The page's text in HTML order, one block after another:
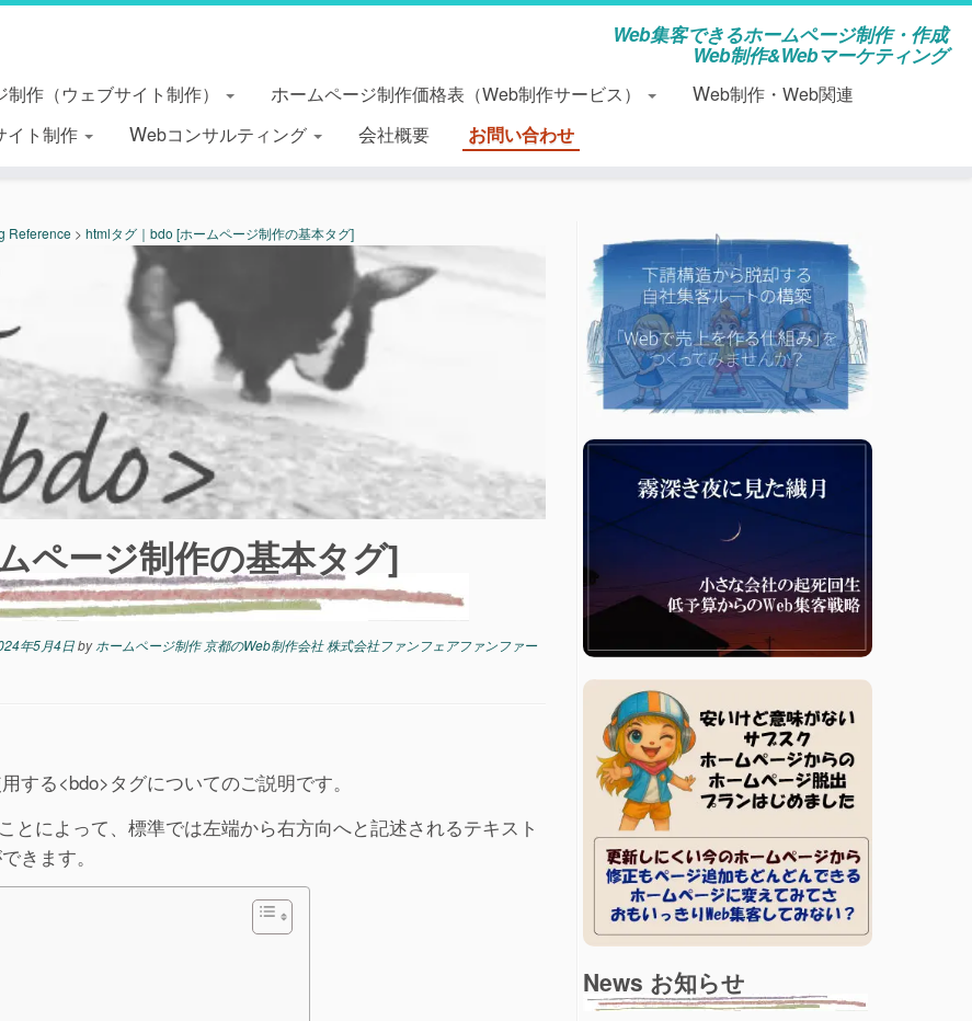
Web集客できるホームページ制作・作成
Web制作&Webマーケティング
制作（ウェブサイト制作） ホームページ制作価格表（Web制作サービス）
Web制作・Web関連
イト制作
Webコンサルティング 会社概要 お問い合わせ
Reference > htmlタグ｜bdo [ホームページ制作の基本タグ]
ページ制作の基本タグ]
年5月4日byホームページ制作 京都のWeb制作会社 株式会社ファンフェアファンファー
する<bdo>タグについてのご説明です。
とによって、標準では左端から右方向へと記述されるテキスト
きます。
News お知らせ